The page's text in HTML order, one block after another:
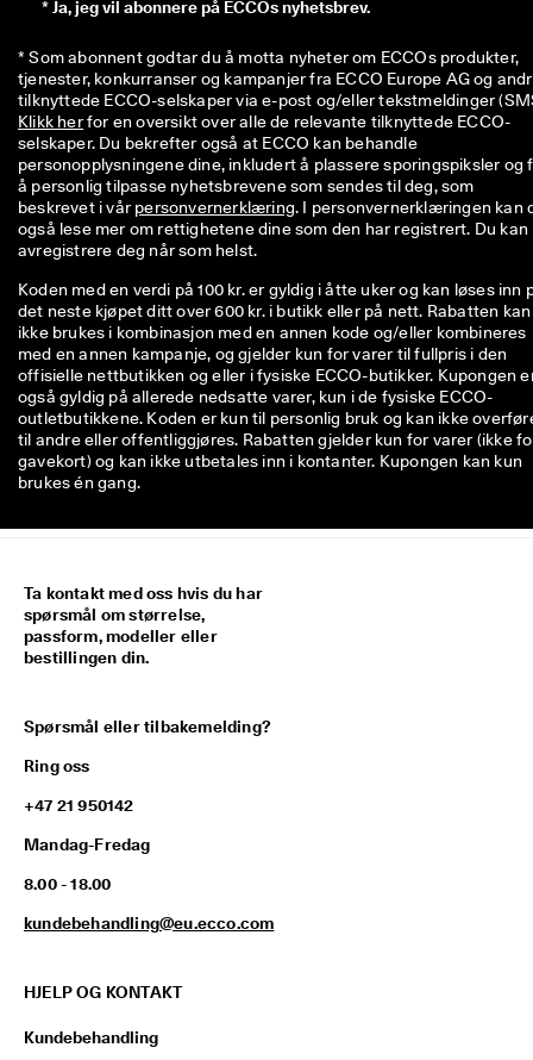
>
*Ja, jeg vil abonnere på ECCOs nyhetsbrev.
* Som abonnent godtar du å motta nyheter om ECCOs produkter,
tjenester, konkurranser og kampanjer fra ECCO Europe AG og
Klikk her for en oversikt over alle de relevante tilknyttede ECCO-
selskaper. Du bekrefter også at ECCO kan behandle
personopplysningene dine, inkludert å plassere sporingspiksler og
å personlig tilpasse nyhetsbrevene som sendes til deg, som
beskrevet i vår personvernerklæring. I personvernerklæringen kan
også lese mer om rettighetene dine som den har registrert. Du kan
avregistrere deg når som helst.
Koden med en verdi på 100 kr. er gyldig i åtte uker og kan løses inn
det neste kjøpet ditt over 600 kr. i butikk eller på nett. Rabatten kan
ikke brukes i kombinasjon med en annen kode og/eller kombineres
med en annen kampanje, og gjelder kun for varer til fullpris i den
offisielle nettbutikken og eller i fysiske ECCO-butikker. Kupongen
også gyldig på allerede nedsatte varer, kun i de fysiske ECCO-
outletbutikkene. Koden er kun til personlig bruk og kan ikke
til andre eller offentliggjøres. Rabatten gjelder kun for varer (ikke
gavekort) og kan ikke utbetales inn i kontanter. Kupongen kan kun
brukes én gang.
Ta kontakt med oss hvis du har
spørsmål om størrelse,
passform, modeller eller
bestillingen din.
Spørsmål eller tilbakemelding?
Ring oss
+47 21 950142
Mandag-Fredag
8.00 - 18.00
kundebehandling@eu.ecco.com
HJELP OG KONTAKT
Kundebehandling